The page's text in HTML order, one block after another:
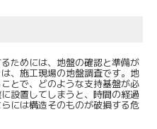
ためには、地盤の確認と準備が
、施工現場の地盤調査です。地
とで、どのような支持基盤が必
設置してしまうと、時間の経過
には構造そのものが破損する危